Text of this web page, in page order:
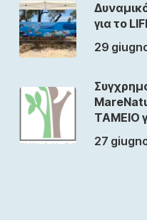
για το
29
ΤΑΜΕΙΟ
27